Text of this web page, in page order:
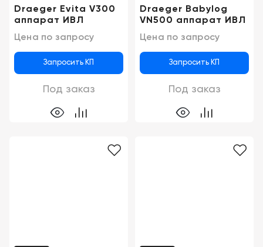
Draeger Evita V300
аппарат ИВЛ
Цена по запросу
Запросить КП
Под заказ
Draeger Babylog
VN500 аппарат ИВЛ
Цена по запросу
Запросить КП
Под заказ